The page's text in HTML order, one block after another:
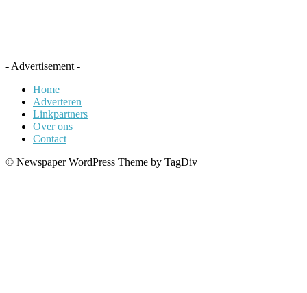
- Advertisement -
Home
Adverteren
Linkpartners
Over ons
Contact
© Newspaper WordPress Theme by TagDiv